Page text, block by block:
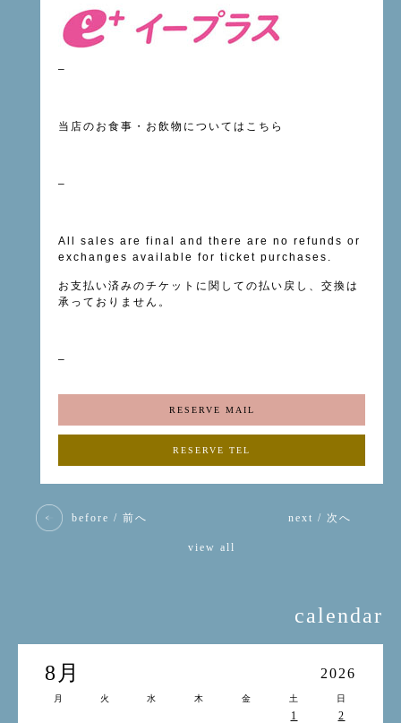
–
当店のお食事・お飲物については こちら
–
All sales are final
and there are no refunds or
exchanges available for ticket purchases.
お支払い済みのチケットに関しての払い戻し、交換は
承っておりません。
–
RESERVE MAIL
RESERVE TEL
before / 前へ next / 次へ
view all
calendar
8月 2026
月 火 水 木 金 土 日
1
2